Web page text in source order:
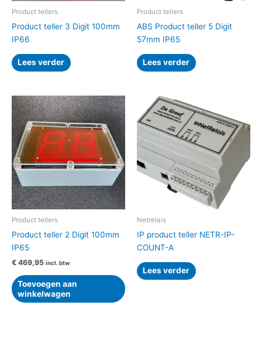
Product tellers
Product teller 3 Digit 100mm
IP66
Lees verder
Product tellers
ABS Product teller 5 Digit
57mm IP65
Lees verder
Product tellers
Product teller 2 Digit 100mm
IP65
€ 469,95 incl. btw
Toevoegen aan
winkelwagen
Netrelais
IP product teller NETR-IP-
COUNT-A
Lees verder